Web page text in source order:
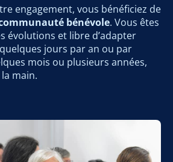
engagement, vous bénéficiez de
bénévole. Vous êtes
évolutions et libre d’adapter
jours par an ou par
mois ou plusieurs années,
la main.